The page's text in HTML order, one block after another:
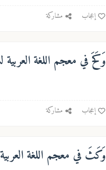
إعجاب مشاركة
وَكَحَفي معجم اللغة العربية
إعجاب مشاركة
وَكَثَفي معجم اللغة